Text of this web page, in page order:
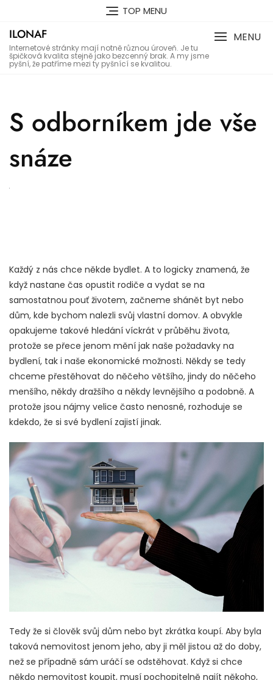
content
TOP MENU
ILONAF
Internetové stránky mají notně různou úroveň. Je tu
špičková kvalita stejně jako bezcenný brak. A my jsme
pyšní, že patříme mezi ty pyšnící se kvalitou.
MENU
S odborníkem jde vše
snáze
Každý z nás chce někde bydlet. A to logicky znamená, že
když nastane čas opustit rodiče a vydat se na
samostatnou pouť životem, začneme shánět byt nebo
dům, kde bychom nalezli svůj vlastní domov. A obvykle
opakujeme takové hledání víckrát v průběhu života,
protože se přece jenom mění jak naše požadavky na
bydlení, tak i naše ekonomické možnosti. Někdy se tedy
chceme přestěhovat do něčeho většího, jindy do něčeho
menšího, někdy dražšího a někdy levnějšího a podobně. A
protože jsou nájmy velice často nenosné, rozhoduje se
kdekdo, že si své bydlení zajistí jinak.
Tedy že si člověk svůj dům nebo byt zkrátka koupí. Aby byla
taková nemovitost jenom jeho, aby ji měl jistou až do doby,
než se případně sám uráčí se odstěhovat. Když si chce
někdo nemovitost koupit, musí pochopitelně najít někoho,